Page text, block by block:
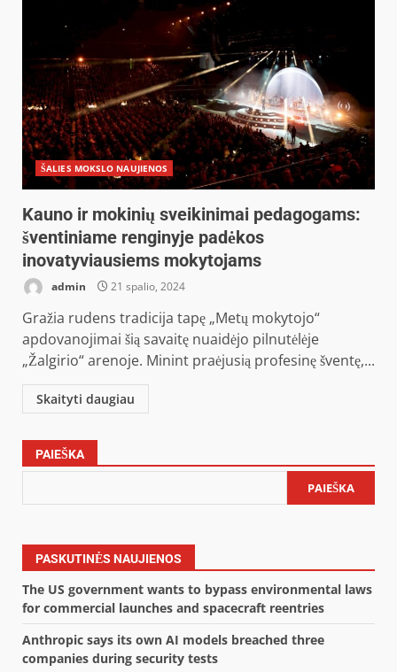
ŠALIES MOKSLO NAUJIENOS
Kauno ir mokinių sveikinimai pedagogams:
šventiniame renginyje padėkos
inovatyviausiems mokytojams
admin 21 spalio, 2024
Gražia rudens tradicija tapę „Metų mokytojo“
apdovanojimai šią savaitę nuaidėjo pilnutėlėje
„Žalgirio“ arenoje. Minint praėjusią profesinę šventę,...
Skaityti daugiau
PAIEŠKA
PAIEŠKA
PASKUTINĖS NAUJIENOS
The US government wants to bypass environmental laws
for commercial launches and spacecraft reentries
Anthropic says its own AI models breached three
companies during security tests